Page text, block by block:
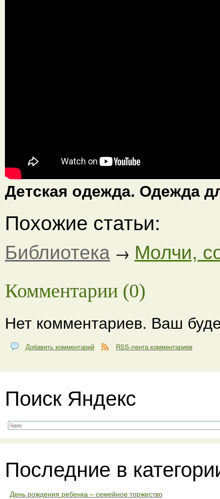
Детская одежда. Одежда
Похожие статьи:
Библиотека → Молчи,
Комментарии (0)
Нет комментариев. Ваш
Добавить комментарий RSS-лента комментариев
Поиск Яндекс
Последние в
День рождения ребенка – семейное торжество